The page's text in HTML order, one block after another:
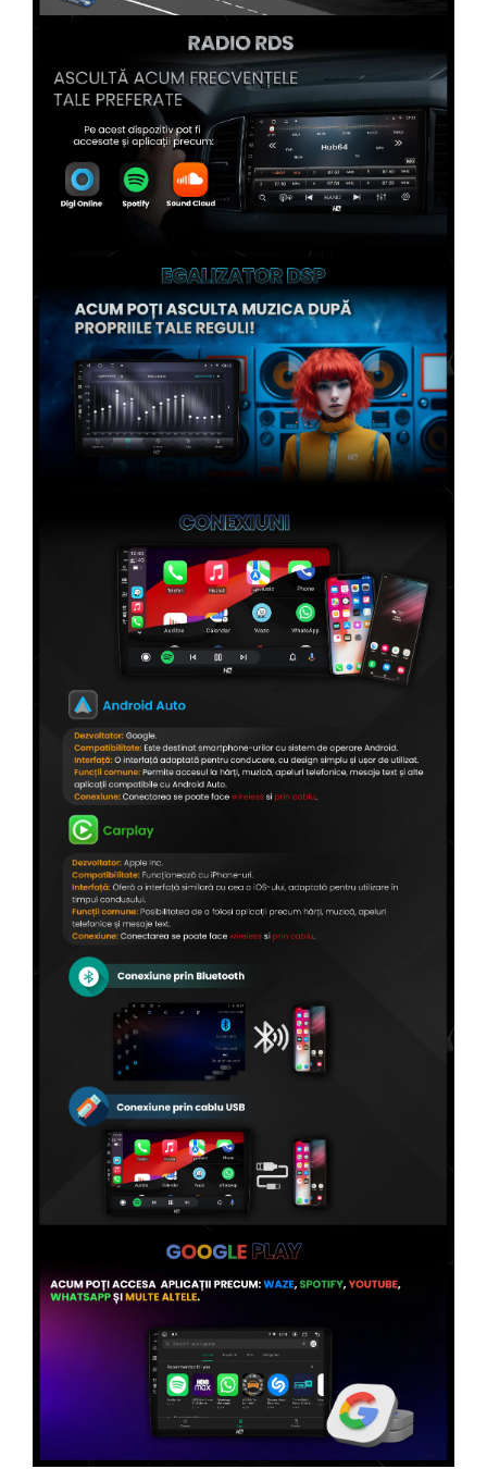
Conectică Kia
Conectică Mitsubishi
Conectică Seat
Conectică Porsche
Conectică Toyota
Conectică Daihatsu
Conectică Alfa Romeo
Conectică Nissan
Conectică Peugeot
Conectică Isuzu
Conectică Mazda
Conectică Subaru
Conectică Iveco
Conectică Iveco
Conectică Dacia
Conectică Volvo
Conectică Smart
Conectică Chrysler
Conectică Land Rover
Conectică Ssangyong